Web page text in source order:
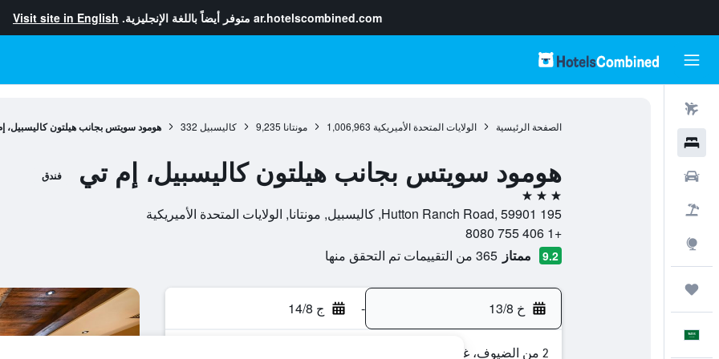
ar.hotelscombined.com متوفر أيضاً باللغة الإنجليزية. Visit site in English
الصفحة الرئيسية الولايات المتحدة الأميريكية 1,006,963 مونتانا 9,235 كاليسبيل 332 هومود سويتس بجانب هيلتون كاليسبيل،
هومود سويتس بجانب هيلتون كاليسبيل، إم تي فندق
3 نجوم
195 Hutton Ranch Road, 59901, كاليسبيل, مونتانا, الولايات المتحدة الأميريكية
+1 406 755 8080
9.2 ممتاز 365 من التقييمات تم التحقق منها
خ 13/8 - ج 14/8
2 من الضيوف، غرفة واحدة